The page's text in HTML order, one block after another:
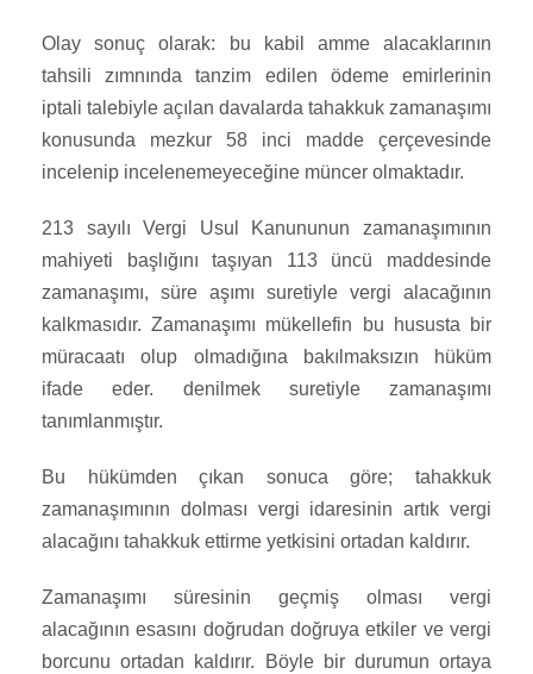
Olay sonuç olarak: bu kabil amme alacaklarının
tahsili zımnında tanzim edilen ödeme emirlerinin
iptali talebiyle açılan davalarda tahakkuk zamanaşımı
konusunda mezkur 58 inci madde çerçevesinde
incelenip incelenemeyeceğine müncer olmaktadır.
213 sayılı Vergi Usul Kanununun zamanaşımının
mahiyeti başlığını taşıyan 113 üncü maddesinde
zamanaşımı, süre aşımı suretiyle vergi alacağının
kalkmasıdır. Zamanaşımı mükellefin bu hususta bir
müracaatı olup olmadığına bakılmaksızın hüküm
ifade eder. denilmek suretiyle zamanaşımı
tanımlanmıştır.
Bu hükümden çıkan sonuca göre; tahakkuk
zamanaşımının dolması vergi idaresinin artık vergi
alacağını tahakkuk ettirme yetkisini ortadan kaldırır.
Zamanaşımı süresinin geçmiş olması vergi
alacağının esasını doğrudan doğruya etkiler ve vergi
borcunu ortadan kaldırır. Böyle bir durumun ortaya